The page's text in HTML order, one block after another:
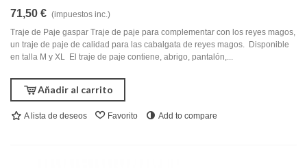
71,50 € (impuestos inc.)
Traje de Paje gaspar Traje de paje para complementar con los reyes magos,
un traje de paje de calidad para las cabalgata de reyes magos. Disponible
en talla M y XL El traje de paje contiene, abrigo, pantalón,...
Añadir al carrito
A lista de deseos Favorito Add to compare